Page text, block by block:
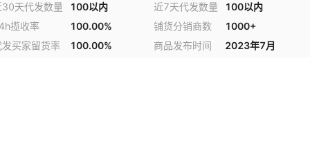
30天代发数量 100以内 近7天代发数量
100以内
揽收率
100.00% 铺货分销商数
1000+
发买家留货率
100.00% 商品发布时间 2023年7月